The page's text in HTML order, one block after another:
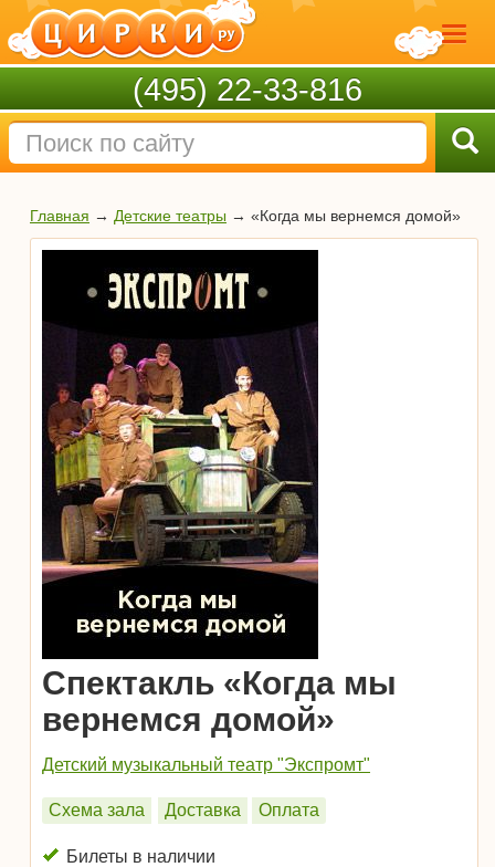
(495) 22-33-816
Главная → Детские театры → «Когда мы вернемся домой»
Спектакль «Когда мы
вернемся домой»
Детский музыкальный театр "Экспромт"
Схема зала Доставка Оплата
Билеты в наличии